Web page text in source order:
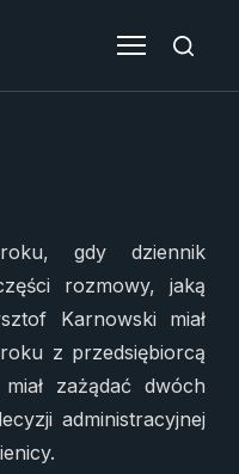
gdy dziennik
rozmowy, jaką
Karnowski miał
z przedsiębiorcą
zażądać dwóch
administracyjnej